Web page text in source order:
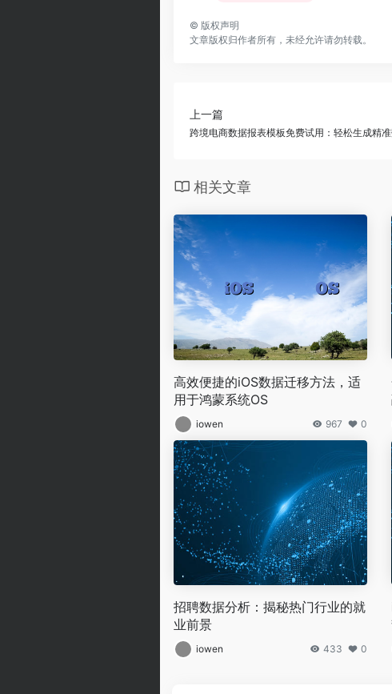
© 版权声明
文章版权归作者所有，未经允许请勿转载。
上一篇
跨境电商数据报表模板免费试用：轻松生成精
相关文章
高效便捷的iOS数据迁移方法，适
用于鸿蒙系统OS
iowen 967 0
招聘数据分析：揭秘热门行业的就
业前景
iowen 433 0